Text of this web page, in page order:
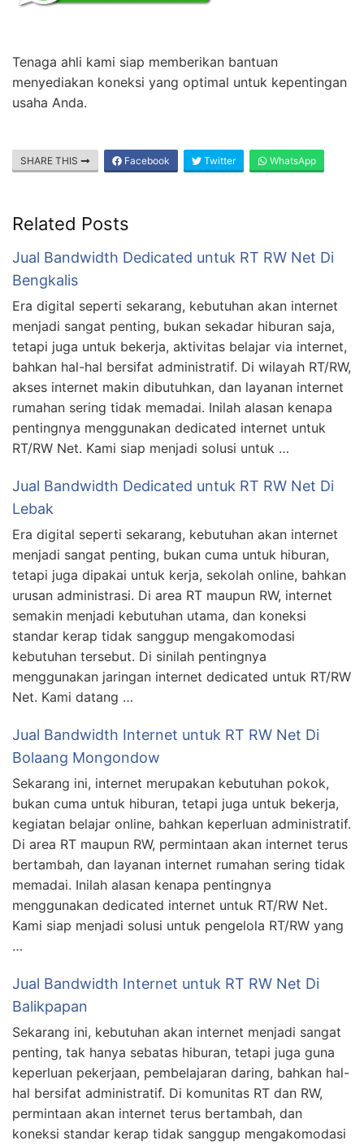
Tenaga ahli kami siap memberikan bantuan
menyediakan koneksi yang optimal untuk kepentingan
usaha Anda.
SHARE THIS Facebook Twitter WhatsApp
Related Posts
Jual Bandwidth Dedicated untuk RT RW Net Di
Bengkalis
Era digital seperti sekarang, kebutuhan akan internet
menjadi sangat penting, bukan sekadar hiburan saja,
tetapi juga untuk bekerja, aktivitas belajar via internet,
bahkan hal-hal bersifat administratif. Di wilayah RT/RW,
akses internet makin dibutuhkan, dan layanan internet
rumahan sering tidak memadai. Inilah alasan kenapa
pentingnya menggunakan dedicated internet untuk
RT/RW Net. Kami siap menjadi solusi untuk …
Jual Bandwidth Dedicated untuk RT RW Net Di
Lebak
Era digital seperti sekarang, kebutuhan akan internet
menjadi sangat penting, bukan cuma untuk hiburan,
tetapi juga dipakai untuk kerja, sekolah online, bahkan
urusan administrasi. Di area RT maupun RW, internet
semakin menjadi kebutuhan utama, dan koneksi
standar kerap tidak sanggup mengakomodasi
kebutuhan tersebut. Di sinilah pentingnya
menggunakan jaringan internet dedicated untuk RT/RW
Net. Kami datang …
Jual Bandwidth Internet untuk RT RW Net Di
Bolaang Mongondow
Sekarang ini, internet merupakan kebutuhan pokok,
bukan cuma untuk hiburan, tetapi juga untuk bekerja,
kegiatan belajar online, bahkan keperluan administratif.
Di area RT maupun RW, permintaan akan internet terus
bertambah, dan layanan internet rumahan sering tidak
memadai. Inilah alasan kenapa pentingnya
menggunakan dedicated internet untuk RT/RW Net.
Kami siap menjadi solusi untuk pengelola RT/RW yang
…
Jual Bandwidth Internet untuk RT RW Net Di
Balikpapan
Sekarang ini, kebutuhan akan internet menjadi sangat
penting, tak hanya sebatas hiburan, tetapi juga guna
keperluan pekerjaan, pembelajaran daring, bahkan hal-
hal bersifat administratif. Di komunitas RT dan RW,
permintaan akan internet terus bertambah, dan
koneksi standar kerap tidak sanggup mengakomodasi